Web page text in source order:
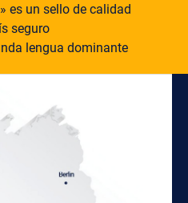
es un sello de calidad
seguro
lengua dominante